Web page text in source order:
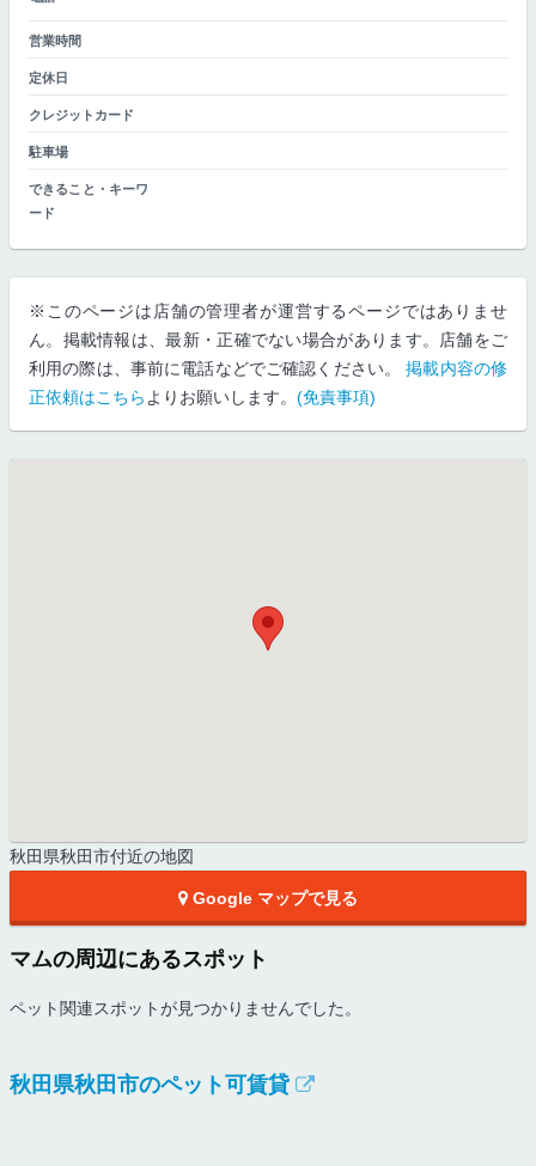
営業時間
定休日
クレジットカード
駐車場
できること・キーワ
ード
※このページは店舗の管理者が運営するページではありませ
ん。掲載情報は、最新・正確でない場合があります。店舗をご
利用の際は、事前に電話などでご確認ください。掲載内容の修
正依頼はこちら よりお願いします。 (免責事項)
秋田県秋田市付近の地図
Google マップで見る
マムの周辺にあるスポット
ペット関連スポットが見つかりませんでした。
秋田県秋田市のペット可賃貸